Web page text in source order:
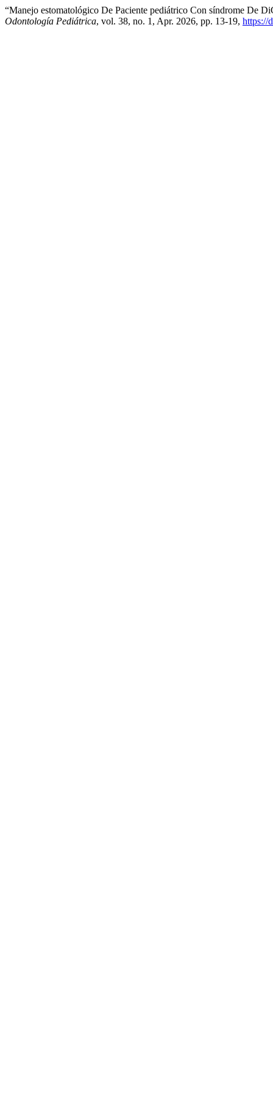
“Manejo estomatológico De Paciente pediátrico Con síndrome De
Odontología Pediátrica, vol. 38, no. 1, Apr. 2026, pp. 13-19, https://